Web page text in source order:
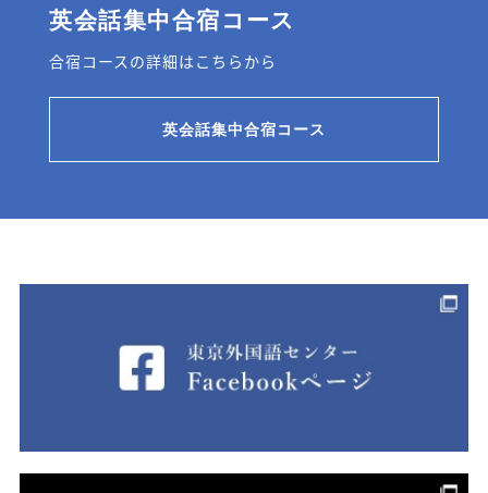
英会話集中合宿コース
合宿コースの詳細はこちらから
英会話集中合宿コース